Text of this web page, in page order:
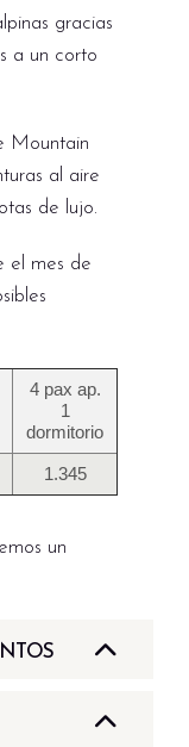
gracias
a un corto
Mountain
al aire
de lujo.
el mes de
4 pax ap.
1
dormitorio
1.345
un
incluye una